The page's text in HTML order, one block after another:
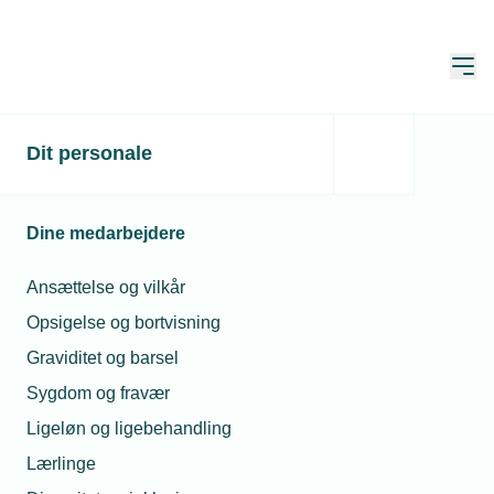
Dit personale
Dine medarbejdere
Ansættelse og vilkår
Opsigelse og bortvisning
Graviditet og barsel
Sygdom og fravær
Ligeløn og ligebehandling
Lærlinge
Medarbejdere køber 49